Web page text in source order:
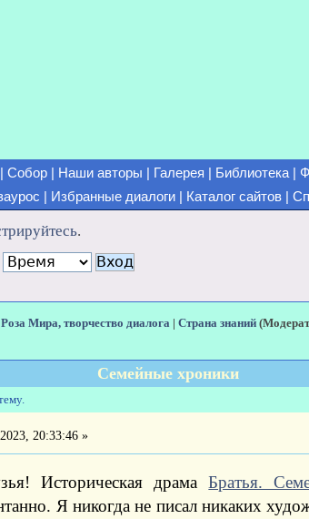
Собор| Наши авторы Галерея Библиотека|
Избранные диалоги Каталог сайтов
.
Роза Мира, творчество диалога Страна знаний
Семейные хроники
20:33:46 »
Историческая драмаБратья.
Я никогда не писал никаких